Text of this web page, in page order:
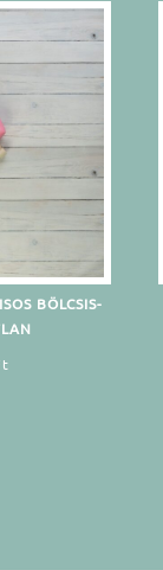
BÖLCSIS-